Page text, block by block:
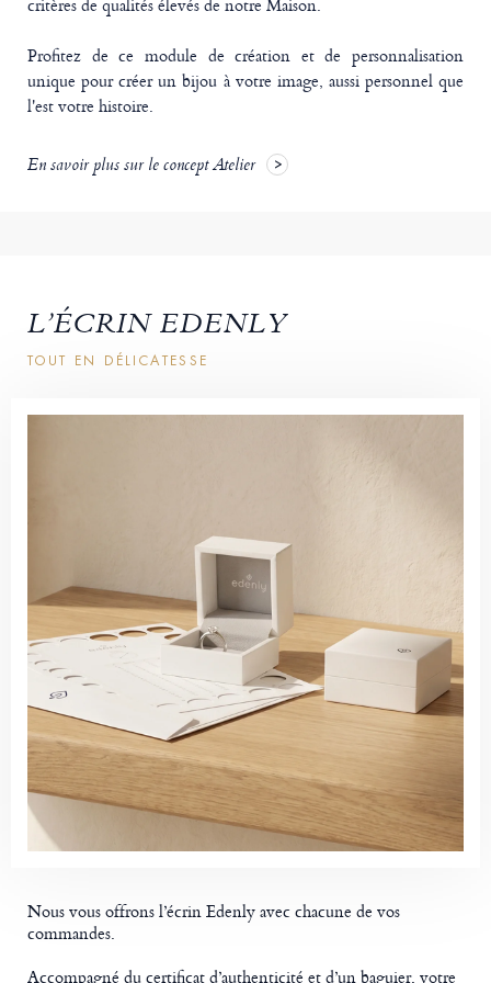
Profitez de ce module de création et de personnalisation
unique pour créer un bijou à votre image, aussi personnel que
l'est votre histoire.
En savoir plus sur le concept Atelier
L’ÉCRIN EDENLY
TOUT EN DÉLICATESSE
Nous vous offrons l’écrin Edenly avec chacune de vos
commandes.
Accompagné du certificat d’authenticité et d’un baguier, votre